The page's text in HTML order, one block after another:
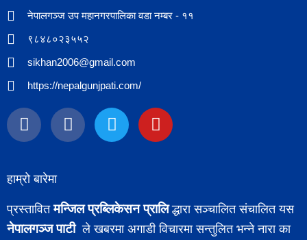
नेपालगञ्ज उप महानगरपालिका वडा नम्बर - ११
९८४८०२३५५२
sikhan2006@gmail.com
https://nepalgunjpati.com/
हाम्रो बारेमा
प्रस्तावितमन्जिल प्रब्लिकेसन प्रालिद्धारा सञ्चालित संचालित यस
नेपालगञ्ज पाटीले खबरमा अगाडी विचारमा सन्तुलित भन्ने नारा का